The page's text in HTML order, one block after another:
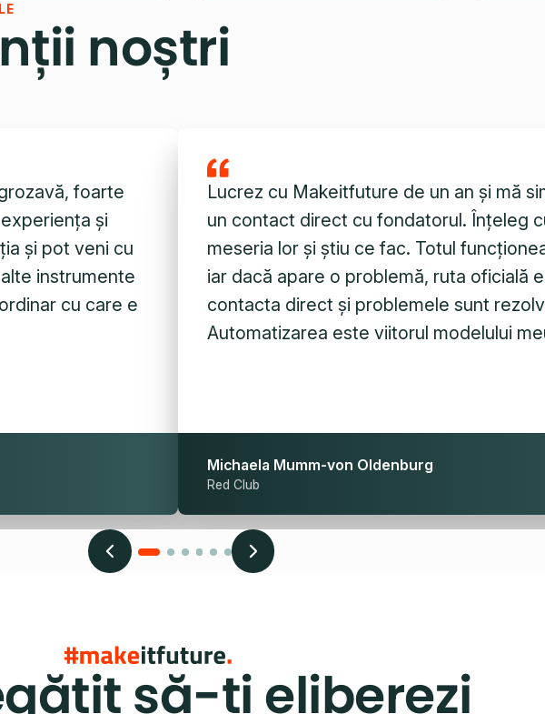
noștri
foarte
și
și pot veni cu
instrumente
cu care e
Lucrez cu Makeitfuture de un an și mă
un contact direct cu fondatorul. Înțeleg
meseria lor și știu ce fac. Totul
iar dacă apare o problemă, ruta oficială
contacta direct și problemele sunt
Automatizarea este viitorul modelului
Michaela Mumm-von Oldenburg
Red Club
să-ți eliberezi